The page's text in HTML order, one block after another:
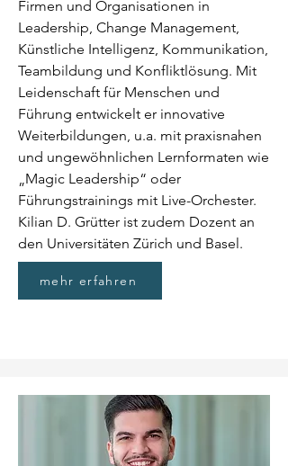
Firmen und Organisationen in
Leadership, Change Management,
Künstliche Intelligenz, Kommunikation,
Teambildung und Konfliktlösung. Mit
Leidenschaft für Menschen und
Führung entwickelt er innovative
Weiterbildungen, u.a. mit praxisnahen
und ungewöhnlichen Lernformaten wie
„Magic Leadership“ oder
Führungstrainings mit Live-Orchester.
Kilian D. Grütter ist zudem Dozent an
den Universitäten Zürich und Basel.
mehr erfahren